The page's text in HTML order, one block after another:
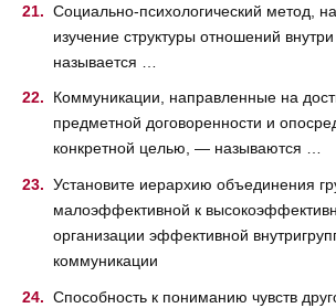
Социально-психологический метод,
изучение структуры отношений внутри
называется …
Коммуникации, направленные на
предметной договоренности и
конкретной целью, — называются …
Установите иерархию объединения
малоэффективной к
организации эффективной
коммуникации
Способность к пониманию чувств